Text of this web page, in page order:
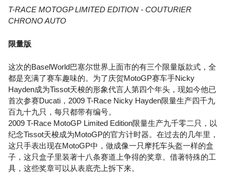
T-RACE MOTOGP LIMITED EDITION - COUTURIER
CHRONO AUTO
限量版
这次的BaselWorld巴塞尔世界上面市的有三个限量版款式，全
都是充满了赛车趣味的。为了庆贺MotoGP赛车手Nicky
Hayden成为Tissot天梭的形象代言人第四个年头，现如今他已
首次参赛Ducati，2009 T-Race Nicky Hayden限量生产四千九
百九十九只，每只都带有编号。
2009 T-Race MotoGP Limited Edition限量生产九千零二只，以
纪念Tissot天梭成为MotoGP的官方计时器。在过去的几年里，
这只手表出现在MotoGP中，做成像一只摩托车头盔一样的盒
子，这只盒子里装著十八条赛道上争得的奖章。借著特殊的工
具，这些奖章可以从表底壳上拆下来。